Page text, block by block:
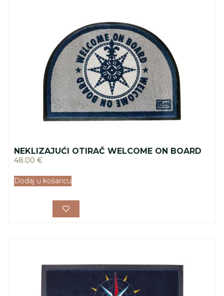
NEKLIZAJUĆI OTIRAČ WELCOME ON BOARD
48.00 €
Dodaj u košaricu